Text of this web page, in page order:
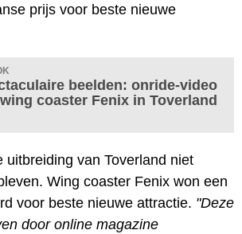
prijs voor beste nieuwe
beelden: onride-video
coaster Fenix in Toverland
uitbreiding van Toverland niet
Wing coaster Fenix won een
voor beste nieuwe attractie. "Deze
door online magazine